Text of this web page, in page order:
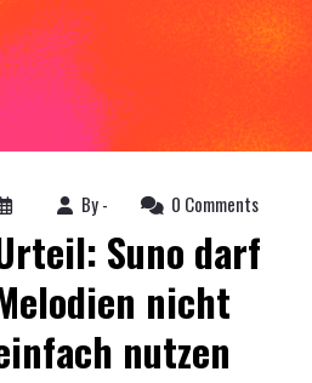
By - 0 Comments
Suno darf
nicht
nutzen